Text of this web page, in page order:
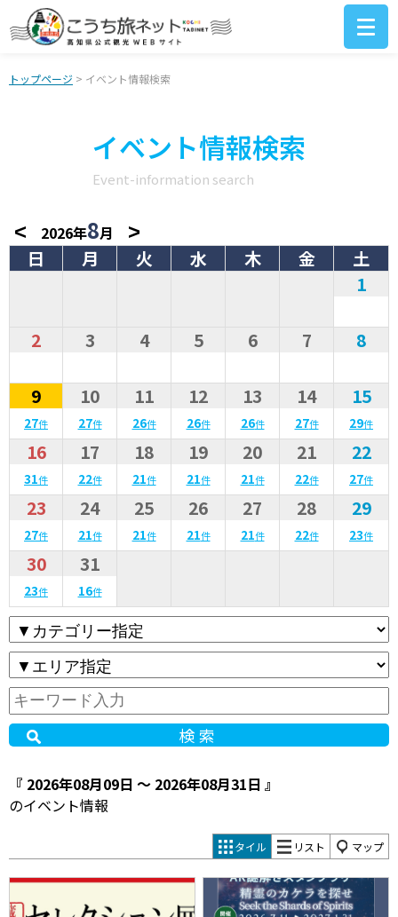
トップページ > イベント情報検索
イベント情報検索
Event-information search
< 2026年8月 >
日 月 火 水 木 金
土
1
2 3 4 5 6 7 8
9
27件
10
27件
11
26件
12
26件
13
26件
14
27件
15
29件
16
31件
17
22件
18
21件
19
21件
20
21件
21
22件
22
27件
23
27件
24
21件
25
21件
26
21件
27
21件
28
22件
29
23件
30
23件
31
16件
検索
『 2026年08月09日 ～ 2026年08月31日 』
のイベント情報
タイル リスト マップ